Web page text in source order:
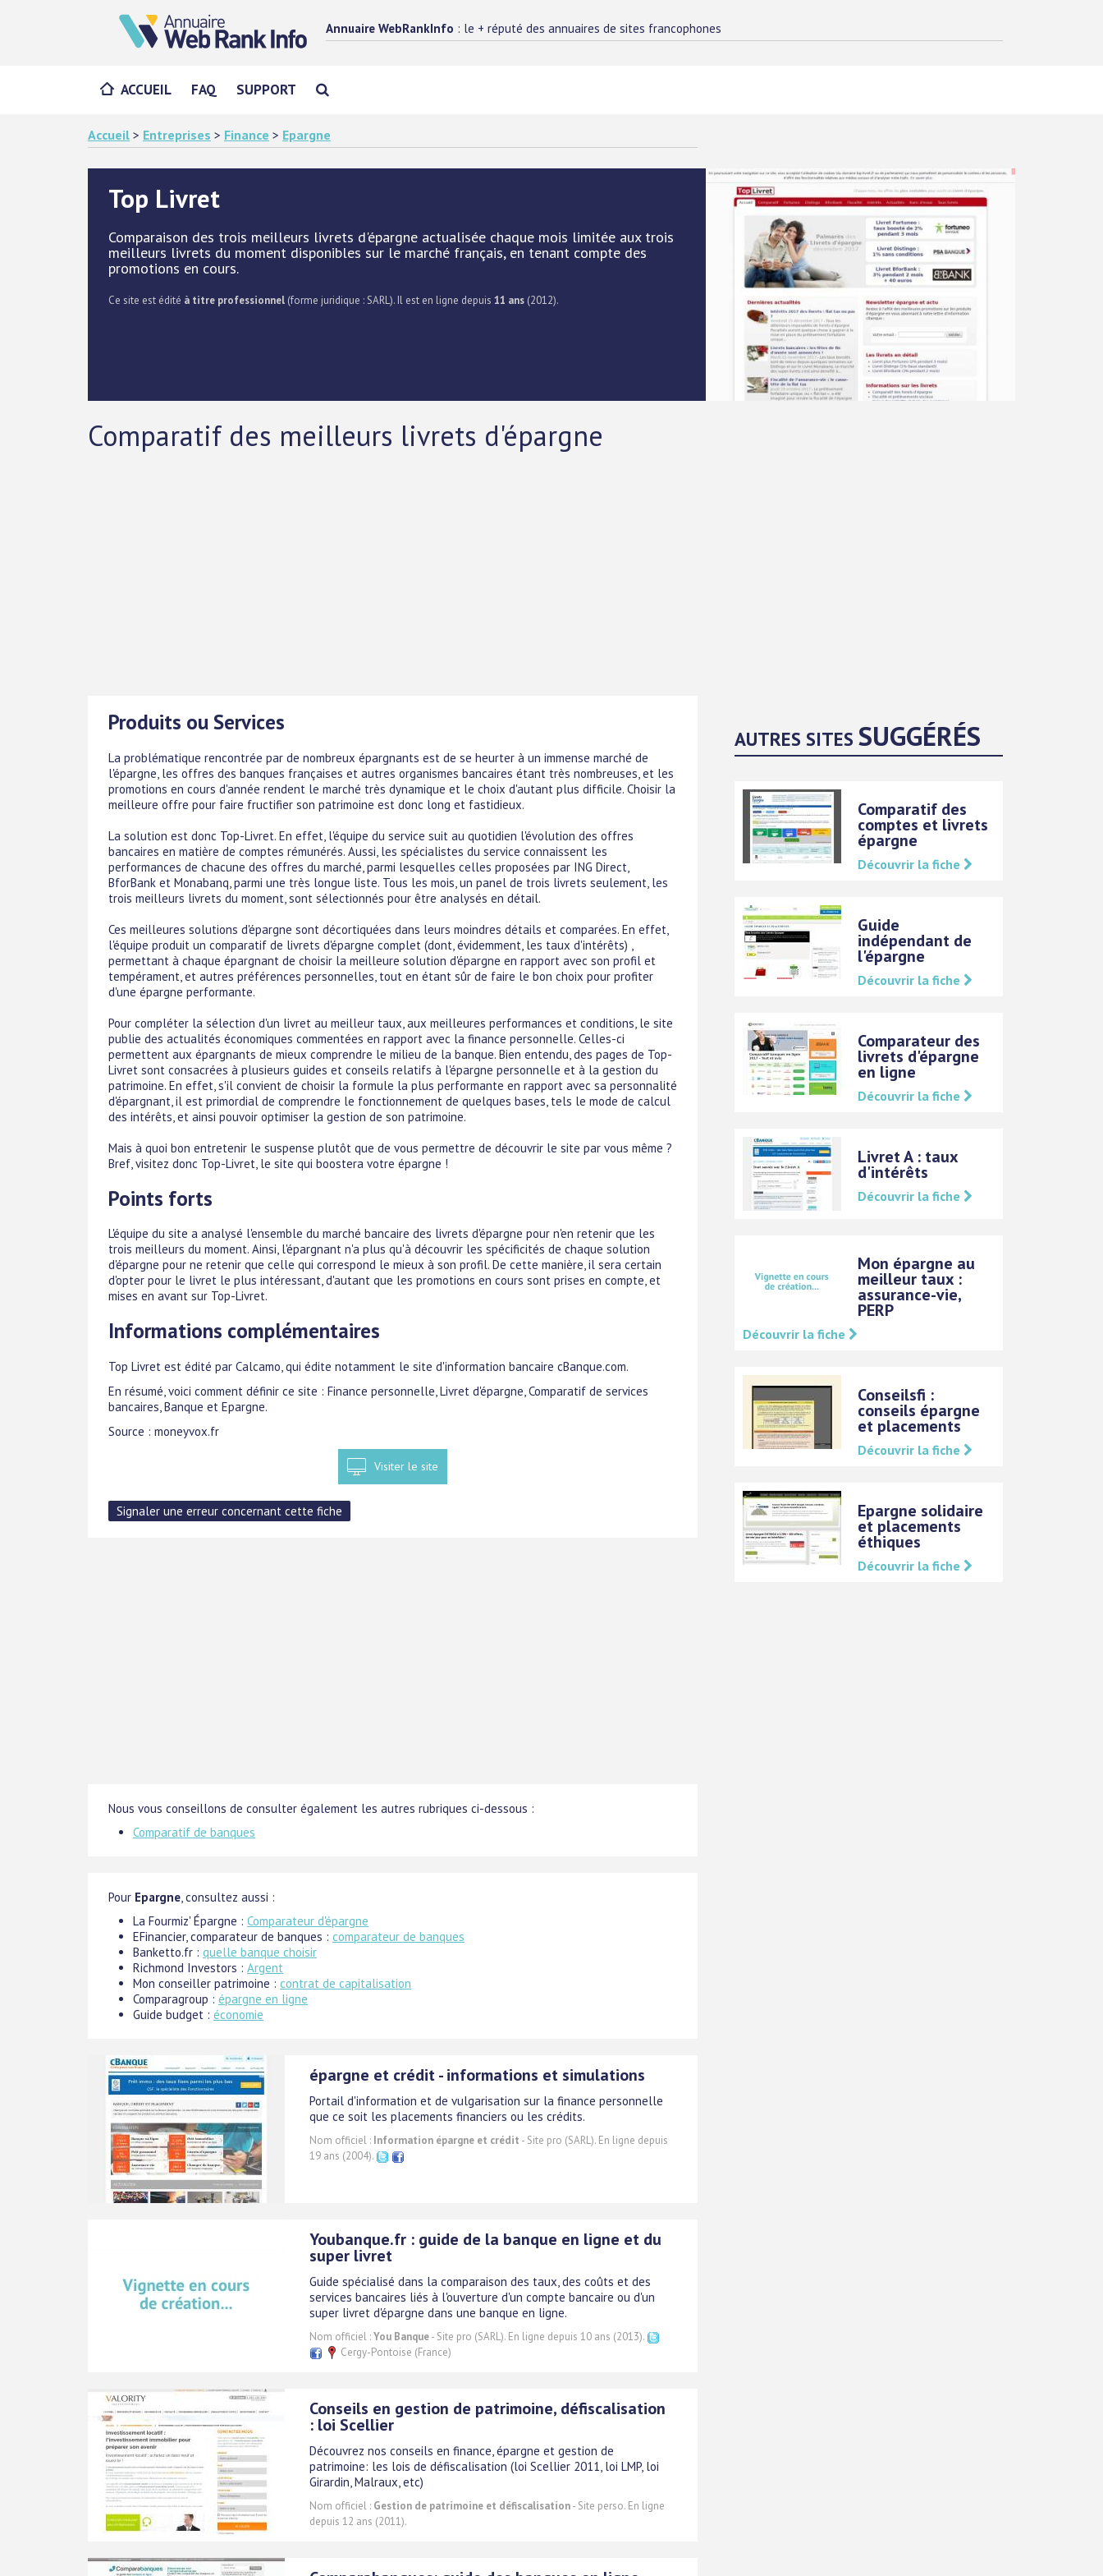
Annuaire WebRankInfo : le + réputé des annuaires de sites francophones
ACCUEIL FAQ SUPPORT
Accueil > Entreprises > Finance > Epargne
Top Livret
Comparaison des trois meilleurs livrets d'épargne actualisée chaque mois limitée aux trois
meilleurs livrets du moment disponibles sur le marché français, en tenant compte des
promotions en cours.
Ce site est édité à titre professionnel (forme juridique : SARL). Il est en ligne depuis 11 ans (2012).
Comparatif des meilleurs livrets d'épargne
Produits ou Services
La problématique rencontrée par de nombreux épargnants est de se heurter à un immense marché de
l'épargne, les offres des banques françaises et autres organismes bancaires étant très nombreuses, et les
promotions en cours d'année rendent le marché très dynamique et le choix d'autant plus difficile. Choisir la
meilleure offre pour faire fructifier son patrimoine est donc long et fastidieux.
La solution est donc Top-Livret. En effet, l'équipe du service suit au quotidien l'évolution des offres
bancaires en matière de comptes rémunérés. Aussi, les spécialistes du service connaissent les
performances de chacune des offres du marché, parmi lesquelles celles proposées par ING Direct,
BforBank et Monabanq, parmi une très longue liste. Tous les mois, un panel de trois livrets seulement, les
trois meilleurs livrets du moment, sont sélectionnés pour être analysés en détail.
Ces meilleures solutions d'épargne sont décortiquées dans leurs moindres détails et comparées. En effet,
l'équipe produit un comparatif de livrets d'épargne complet (dont, évidemment, les taux d'intérêts) ,
permettant à chaque épargnant de choisir la meilleure solution d'épargne en rapport avec son profil et
tempérament, et autres préférences personnelles, tout en étant sûr de faire le bon choix pour profiter
d'une épargne performante.
Pour compléter la sélection d'un livret au meilleur taux, aux meilleures performances et conditions, le site
publie des actualités économiques commentées en rapport avec la finance personnelle. Celles-ci
permettent aux épargnants de mieux comprendre le milieu de la banque. Bien entendu, des pages de Top-
Livret sont consacrées à plusieurs guides et conseils relatifs à l'épargne personnelle et à la gestion du
patrimoine. En effet, s'il convient de choisir la formule la plus performante en rapport avec sa personnalité
d'épargnant, il est primordial de comprendre le fonctionnement de quelques bases, tels le mode de calcul
des intérêts, et ainsi pouvoir optimiser la gestion de son patrimoine.
Mais à quoi bon entretenir le suspense plutôt que de vous permettre de découvrir le site par vous même ?
Bref, visitez donc Top-Livret, le site qui boostera votre épargne !
Points forts
L'équipe du site a analysé l'ensemble du marché bancaire des livrets d'épargne pour n'en retenir que les
trois meilleurs du moment. Ainsi, l'épargnant n'a plus qu'à découvrir les spécificités de chaque solution
d'épargne pour ne retenir que celle qui correspond le mieux à son profil. De cette manière, il sera certain
d'opter pour le livret le plus intéressant, d'autant que les promotions en cours sont prises en compte, et
mises en avant sur Top-Livret.
Informations complémentaires
Top Livret est édité par Calcamo, qui édite notamment le site d'information bancaire cBanque.com.
En résumé, voici comment définir ce site : Finance personnelle, Livret d'épargne, Comparatif de services
bancaires, Banque et Epargne.
Source : moneyvox.fr
Visiter le site
Nous vous conseillons de consulter également les autres rubriques ci-dessous :
Comparatif de banques
Pour Epargne , consultez aussi :
La Fourmiz' Épargne : Comparateur d'épargne
EFinancier, comparateur de banques : comparateur de banques
Banketto.fr : quelle banque choisir
Richmond Investors : Argent
Mon conseiller patrimoine : contrat de capitalisation
Comparagroup : épargne en ligne
Guide budget : économie
épargne et crédit - informations et simulations
Portail d'information et de vulgarisation sur la finance personnelle
que ce soit les placements financiers ou les crédits.
Nom officiel : Information épargne et crédit - Site pro (SARL). En ligne depuis
19 ans (2004).
Youbanque.fr : guide de la banque en ligne et du
super livret
Guide spécialisé dans la comparaison des taux, des coûts et des
services bancaires liés à l'ouverture d'un compte bancaire ou d'un
super livret d'épargne dans une banque en ligne.
Nom officiel :You Banque- Site pro (SARL). En ligne depuis 10 ans (2013).
Cergy-Pontoise (France)
Conseils en gestion de patrimoine, défiscalisation
: loi Scellier
Découvrez nos conseils en finance, épargne et gestion de
patrimoine: les lois de défiscalisation (loi Scellier 2011, loi LMP, loi
Girardin, Malraux, etc)
Nom officiel : Gestion de patrimoine et défiscalisation- Site perso. En ligne
depuis 12 ans (2011).
AUTRES SITESSUGGÉRÉS
Comparatif des
comptes et livrets
épargne
Découvrir la fiche
Guide
indépendant de
l'épargne
Découvrir la fiche
Comparateur des
livrets d'épargne
en ligne
Découvrir la fiche
Livret A : taux
d'intérêts
Découvrir la fiche
Mon épargne au
meilleur taux :
assurance-vie,
PERP
Découvrir la fiche
Conseilsfi :
conseils épargne
et placements
Découvrir la fiche
Epargne solidaire
et placements
éthiques
Découvrir la fiche